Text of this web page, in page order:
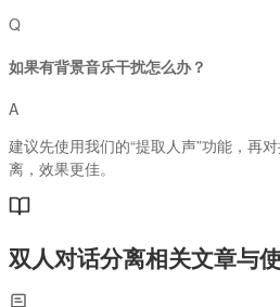
Q
如果有背景音乐干扰怎么办？
A
建议先使用我们的“提取人声”功能，再
离，效果更佳。
双人对话分离相关文章与